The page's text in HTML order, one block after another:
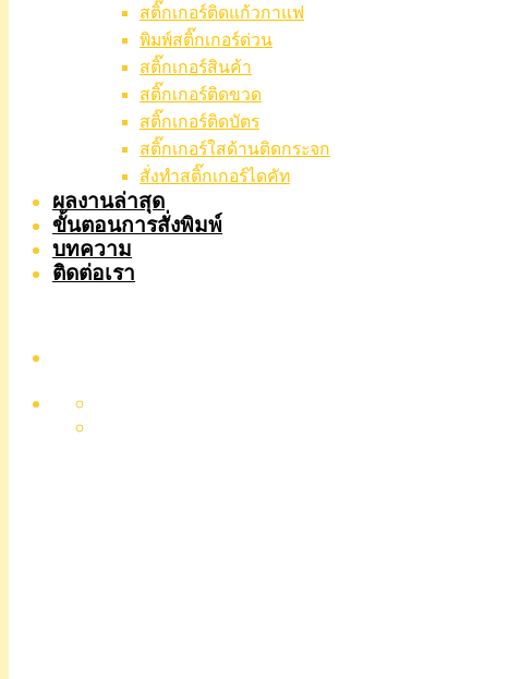
สติ๊กเกอร์ติดแก้วกาแฟ
พิมพ์สติ๊กเกอร์ด่วน
สติ๊กเกอร์สินค้า
สติ๊กเกอร์ติดขวด
สติ๊กเกอร์ติดบัตร
สติ๊กเกอร์ใสด้านติดกระจก
สั่งทําสติ๊กเกอร์ไดคัท
ผลงานล่าสุด
ขั้นตอนการสั่งพิมพ์
บทความ
ติดต่อเรา